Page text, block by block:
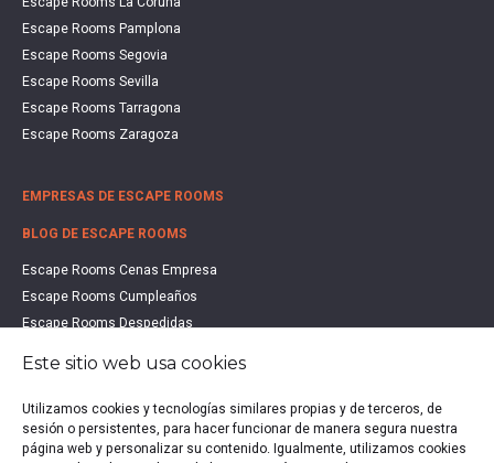
Escape Rooms Pamplona
Escape Rooms Segovia
Escape Rooms Sevilla
Escape Rooms Tarragona
Escape Rooms Zaragoza
EMPRESAS DE ESCAPE ROOMS
BLOG DE ESCAPE ROOMS
Escape Rooms Cenas Empresa
Escape Rooms Cumpleaños
Escape Rooms Despedidas
Escape Rooms Halloween
Escape Rooms San Valentín
Estudio de Mercado Escape Rooms 2021
Este sitio web usa cookies
Utilizamos cookies y tecnologías similares propias y de terceros, de
sesión o persistentes, para hacer funcionar de manera segura nuestra
página web y personalizar su contenido. Igualmente, utilizamos cookies